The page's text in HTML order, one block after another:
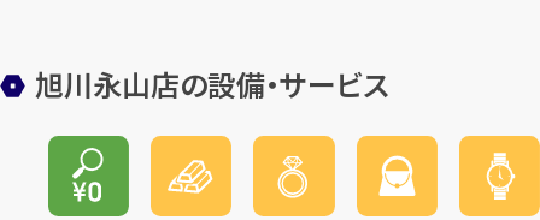
旭川永山店の設備・サービス